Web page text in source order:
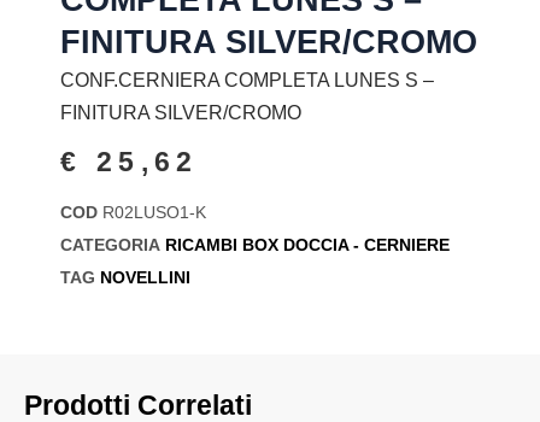
FINITURA SILVER/CROMO
CONF.CERNIERA COMPLETA LUNES S –
FINITURA SILVER/CROMO
€ 25,62
COD R02LUSO1-K
CATEGORIA RICAMBI BOX DOCCIA - CERNIERE
TAG NOVELLINI
Prodotti Correlati